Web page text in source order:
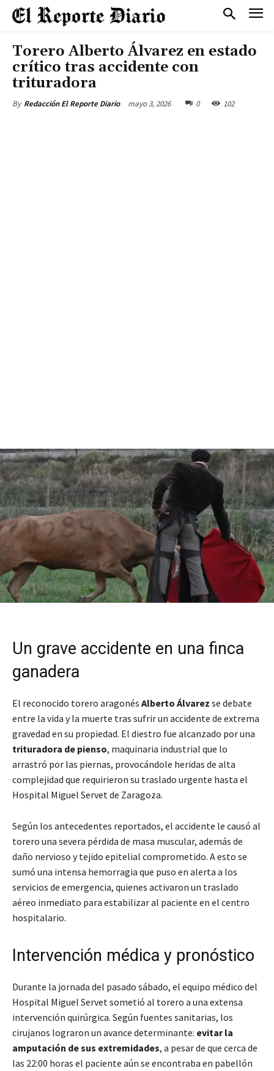
Torero Alberto Álvarez en estado
crítico tras accidente con
trituradora
By Redacción El Reporte Diario mayo 3, 2026 0 102
Un grave accidente en una finca
ganadera
El reconocido torero aragonés Alberto Álvarez se debate
entre la vida y la muerte tras sufrir un accidente de extrema
gravedad en su propiedad. El diestro fue alcanzado por una
trituradora de pienso, maquinaria industrial que lo
arrastró por las piernas, provocándole heridas de alta
complejidad que requirieron su traslado urgente hasta el
Hospital Miguel Servet de Zaragoza.
Según los antecedentes reportados, el accidente le causó al
torero una severa pérdida de masa muscular, además de
daño nervioso y tejido epitelial comprometido. A esto se
sumó una intensa hemorragia que puso en alerta a los
servicios de emergencia, quienes activaron un traslado
aéreo inmediato para estabilizar al paciente en el centro
hospitalario.
Intervención médica y pronóstico
Durante la jornada del pasado sábado, el equipo médico del
Hospital Miguel Servet sometió al torero a una extensa
intervención quirúrgica. Según fuentes sanitarias, los
cirujanos lograron un avance determinante: evitar la
amputación de sus extremidades, a pesar de que cerca de
las 22:00 horas el paciente aún se encontraba en pabellón